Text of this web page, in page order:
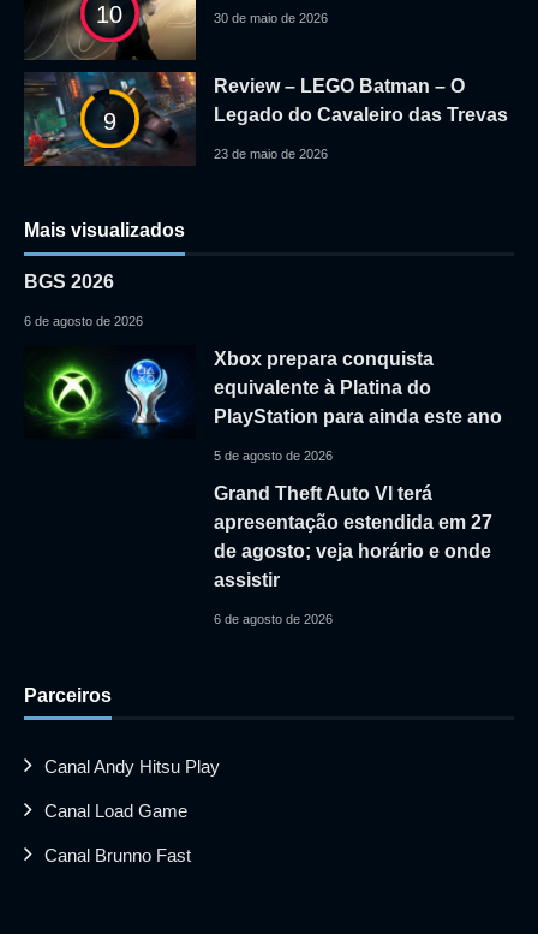
10 30 de maio de 2026
9
Review – LEGO Batman – O
Legado do Cavaleiro das Trevas
23 de maio de 2026
Mais visualizados
BGS 2026
6 de agosto de 2026
Xbox prepara conquista
equivalente à Platina do
PlayStation para ainda este ano
5 de agosto de 2026
Grand Theft Auto VI terá
apresentação estendida em 27
de agosto; veja horário e onde
assistir
6 de agosto de 2026
Parceiros
Canal Andy Hitsu Play
Canal Load Game
Canal Brunno Fast